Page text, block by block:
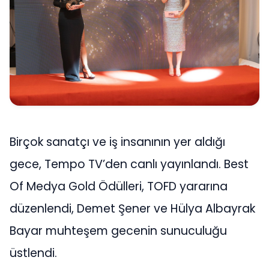
Birçok sanatçı ve iş insanının yer aldığı
gece, Tempo TV’den canlı yayınlandı. Best
Of Medya Gold Ödülleri, TOFD yararına
düzenlendi, Demet Şener ve Hülya Albayrak
Bayar muhteşem gecenin sunuculuğu
üstlendi.